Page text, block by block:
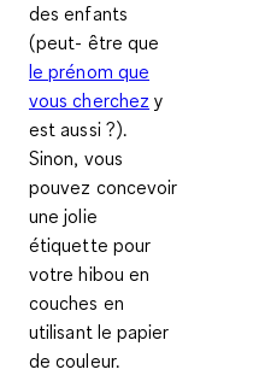
des enfants
(peut- être que
le prénom que
vous cherchez y
est aussi ?).
Sinon, vous
pouvez concevoir
une jolie
étiquette pour
votre hibou en
couches en
utilisant le papier
de couleur.